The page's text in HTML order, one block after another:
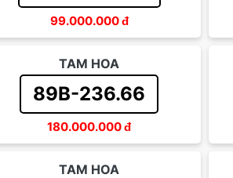
99.000.000đ
TAM HOA
89B-236.66
180.000.000đ
TAM HOA